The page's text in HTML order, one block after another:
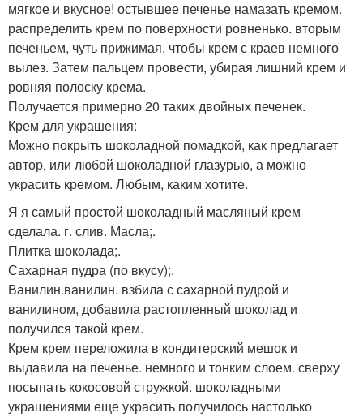
мягкое и вкусное! остывшее печенье намазать кремом.
распределить крем по поверхности ровненько. вторым
печеньем, чуть прижимая, чтобы крем с краев немного
вылез. Затем пальцем провести, убирая лишний крем и
ровняя полоску крема.
Получается примерно 20 таких двойных печенек.
Крем для украшения:
Можно покрыть шоколадной помадкой, как предлагает
автор, или любой шоколадной глазурью, а можно
украсить кремом. Любым, каким хотите.
Я я самый простой шоколадный масляный крем
сделала. г. слив. Масла;.
Плитка шоколада;.
Сахарная пудра (по вкусу);.
Ванилин.ванилин. взбила с сахарной пудрой и
ванилином, добавила растопленный шоколад и
получился такой крем.
Крем крем переложила в кондитерский мешок и
выдавила на печенье. немного и тонким слоем. сверху
посыпать кокосовой стружкой. шоколадными
украшениями еще украсить получилось настолько